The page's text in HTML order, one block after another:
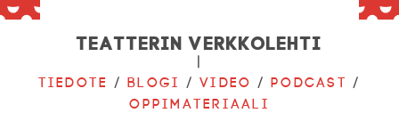
Teatterin verkkolehti
|
Tiedote
/Blogi /Video /Podcast /
Oppimateriaali